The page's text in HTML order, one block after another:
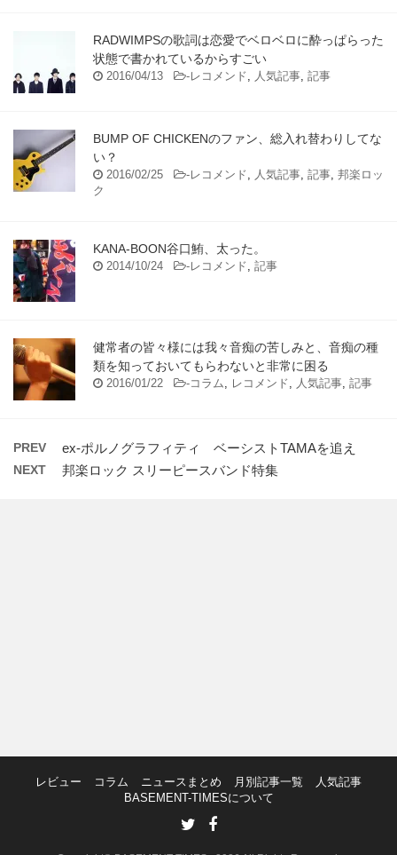
RADWIMPSの歌詞は恋愛でベロベロに酔っぱらった
状態で書かれているからすごい
2016/04/13 -レコメンド, 人気記事, 記事
BUMP OF CHICKENのファン、総入れ替わりしてな
い？
2016/02/25 -レコメンド, 人気記事, 記事, 邦楽ロッ
ク
KANA-BOON谷口鮪、太った。
2014/10/24 -レコメンド, 記事
健常者の皆々様には我々音痴の苦しみと、音痴の種
類を知っておいてもらわないと非常に困る
2016/01/22 -コラム, レコメンド, 人気記事, 記事
PREV ex-ポルノグラフィティ ベーシストTAMAを追え
NEXT 邦楽ロック スリーピースバンド特集
レビュー コラム ニュースまとめ 月別記事一覧
人気記事
BASEMENT-TIMESについて